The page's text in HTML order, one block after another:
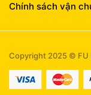
Chính sách vận
Copyright 2025 © FU